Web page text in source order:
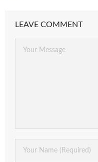
LEAVE COMMENT